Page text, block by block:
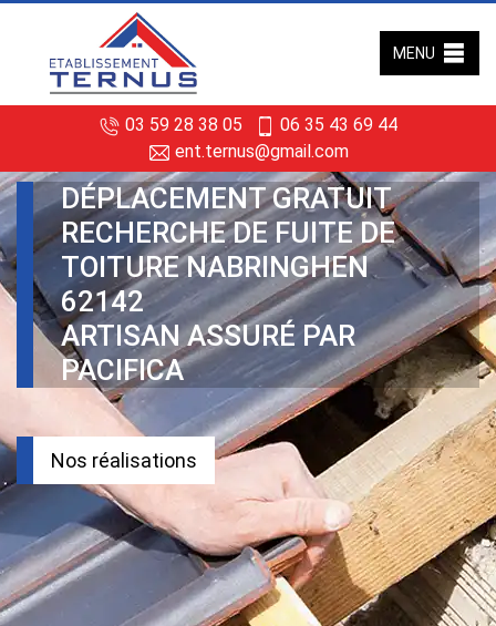
03 59 28 38 05
06 35 43 69 44
ent.ternus@gmail.com
MENU
DÉPLACEMENT GRATUIT
RECHERCHE DE FUITE DE
TOITURE NABRINGHEN
62142
ARTISAN ASSURÉ PAR
PACIFICA
Nos réalisations